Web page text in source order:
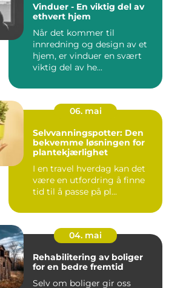
Vinduer - En viktig del av
ethvert hjem
Når det kommer til
innredning og design av et
hjem, er vinduer en svært
viktig del av he...
06. mai
Selvvanningspotter: Den
bekvemme løsningen for
plantekjærlighet
I en travel hverdag kan det
være en utfordring å finne
tid til å passe på pl...
04. mai
Rehabilitering av boliger
for en bedre fremtid
Selv om boliger gir oss